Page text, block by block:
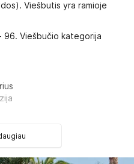
Viešbutis yra ramioje
96. Viešbučio kategorija